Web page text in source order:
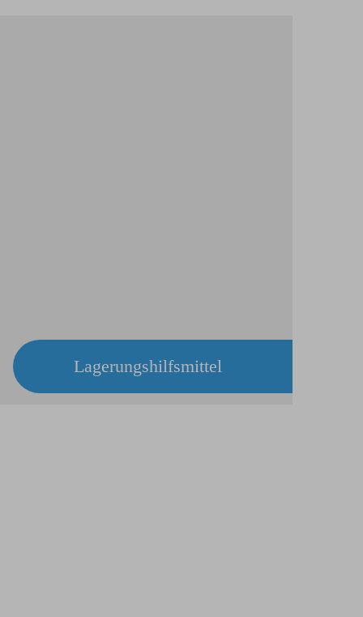
Lagerungs­hilfsmittel